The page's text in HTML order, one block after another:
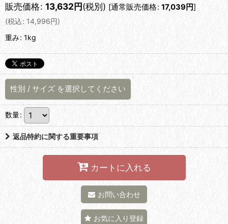
販売価格: 13,632円(税別) [通常販売価格: 17,039 円]
(税込: 14,996円)
重み: 1kg
性別 / サイズ を選択してください
数量:
返品特約に関する重要事項
カートに入れる
お問い合わせ
お気に入り登録